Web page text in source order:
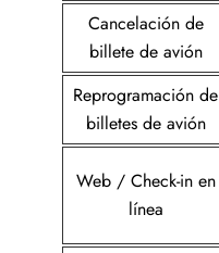
Cancelación de
billete de avión
Reprogramación de
billetes de avión
Web / Check-in en
línea